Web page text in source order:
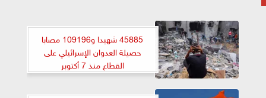
45885 شهيدا و109196 مصابا
حصيلة العدوان الإسرائيلي على
القطاع منذ 7 أكتوبر